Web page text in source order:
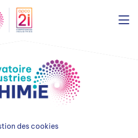
des cookies